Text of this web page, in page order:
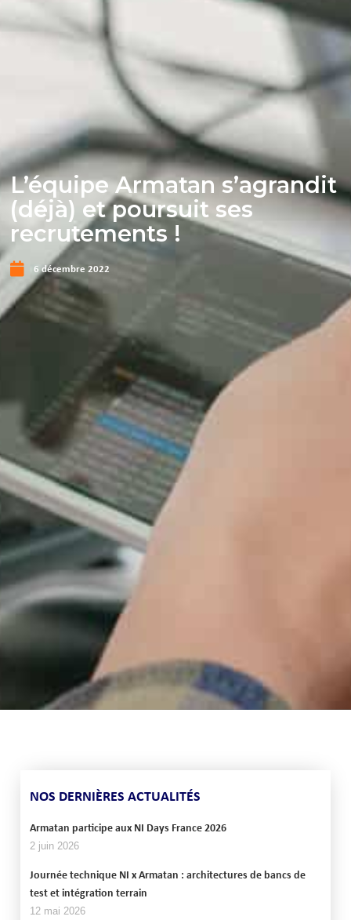
L’équipe Armatan s’agrandit
(déjà) et poursuit ses
recrutements !
6 décembre 2022
NOS DERNIÈRES ACTUALITÉS
Armatan participe aux NI Days France 2026
2 juin 2026
Journée technique NI x Armatan : architectures de bancs de
test et intégration terrain
12 mai 2026